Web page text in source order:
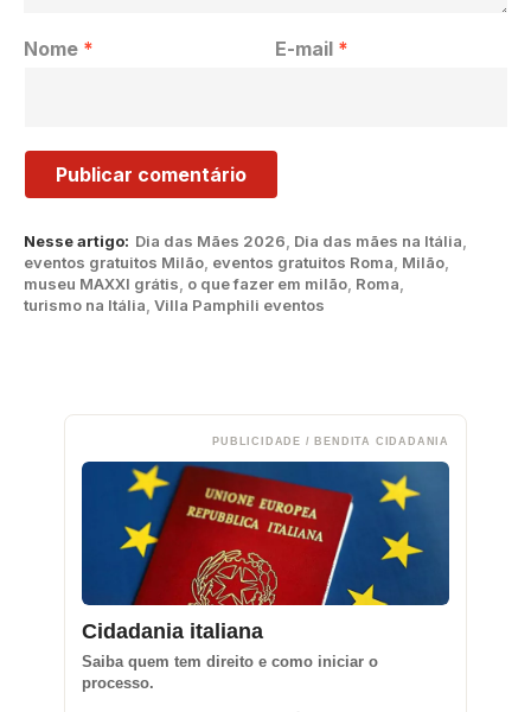
Nesse artigo: Dia das Mães 2026 Dia das mães na Itália
eventos gratuitos Milão eventos gratuitos Roma Milão
museu MAXXI grátis o que fazer em milão Roma
turismo na Itália Villa Pamphili eventos
Nome * E-mail *
PUBLICIDADE / BENDITA CIDADANIA
Cidadania italiana
Saiba quem tem direito e como iniciar o
processo.